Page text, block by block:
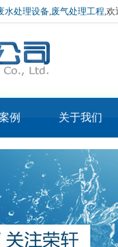
水处理设备,废气处理工程,欢
例 关于我们
公司简介
企业文化
厂房环境
荣誉资质